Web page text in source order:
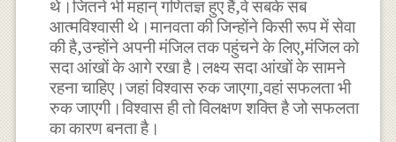
थे।जितने भी महान् गणितज्ञ हुए हैं,वे सबके सब
आत्मविश्वासी थे।मानवता की जिन्होंने किसी रूप में सेवा
की है,उन्होंने अपनी मंजिल तक पहुंचने के लिए,मंजिल को
सदा आंखों के आगे रखा है।लक्ष्य सदा आंखों के सामने
रहना चाहिए।जहां विश्वास रुक जाएगा,वहां सफलता भी
रुक जाएगी।विश्वास ही तो विलक्षण शक्ति है जो सफलता
का कारण बनता है।